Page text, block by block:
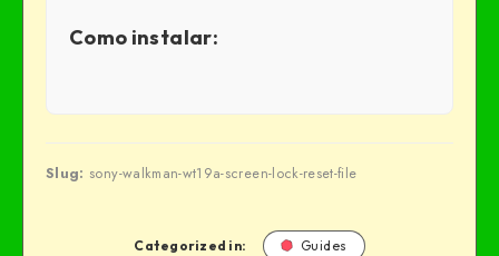
Como instalar:
Slug: sony-walkman-wt19a-screen-lock-reset-file
Categorized in: Guides